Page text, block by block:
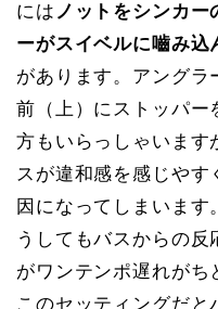
には ノットをシンカー
ーがスイベルに嚙み込
があります。アングラ
前（上）にストッパー
方もいらっしゃいます
スが違和感を感じやす
因になってしまいま
うしてもバスからの
がワンテンポ遅れがち
このセッティングだと